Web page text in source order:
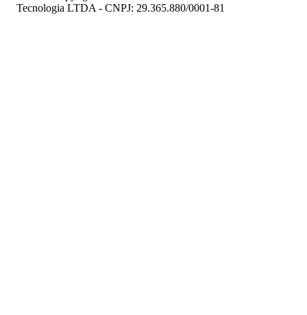
Tecnologia LTDA - CNPJ: 29.365.880/0001-81